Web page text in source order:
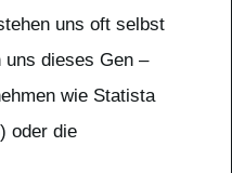
uns oft selbst
uns dieses Gen –
wie Statista
oder die